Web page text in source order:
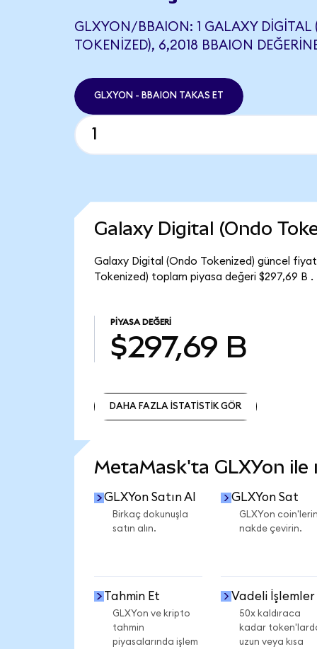
GLXYON/BBAION: 1 GALAXY DIGITAL
TOKENIZED), 6,2018 BBAION
GLXYON - BBAION TAKAS ET
Galaxy Digital (Ondo
Galaxy Digital (Ondo Tokenized) güncel
Tokenized) toplam piyasa değeri $297,69 B .
PIYASA DEĞERI
$297,69 B
DAHA FAZLA İSTATİSTİK GÖR
MetaMask'ta GLXYon ile
GLXYon Satın Al
Birkaç dokunuşla
satın alın.
GLXYon Sat
GLXYon
nakde çevirin.
Tahmin Et
GLXYon ve kripto
tahmin
piyasalarında işlem
Vadeli İşlemler
50x kaldıraca
kadar
uzun veya kısa